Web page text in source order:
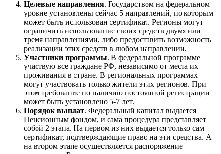
Целевые направления. Государством на федеральном
уровне установлены сейчас 5 направлений, по которым
может быть использован сертификат. Регионы могут
ограничить использование своих средств двумя или
тремя направлениями, либо предоставить возможность
реализации этих средств в любом направлении.
Участники программы. В федеральной программе
участвую все граждане РФ, независимо от места их
проживания в стране. В региональных программах
могут участвовать только жители этих регионов. При
этом требование по наличию постоянной регистрации
может быть установлено 5-7 лет.
Порядок выплат. Федеральный капитал выдается
Пенсионным фондом, и сама процедура представляет
собой 2 этапа. На первом из них выдается только сам
сертификат, подтверждающие право на эти средства. А
на втором этапе осуществляется распоряжение